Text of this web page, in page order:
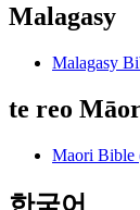
Malagasy
Malagasy
te reo
Maori
한국어